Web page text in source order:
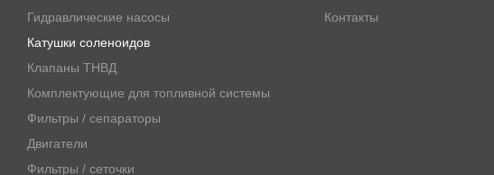
Гидравлические насосы
Катушки соленоидов
Клапаны ТНВД
Комплектующие для топливной системы
Фильтры / сепараторы
Двигатели
Фильтры / сеточки
Контакты